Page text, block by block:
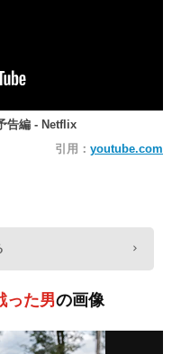
告編 - Netflix
引用： youtube.com
った男の画像